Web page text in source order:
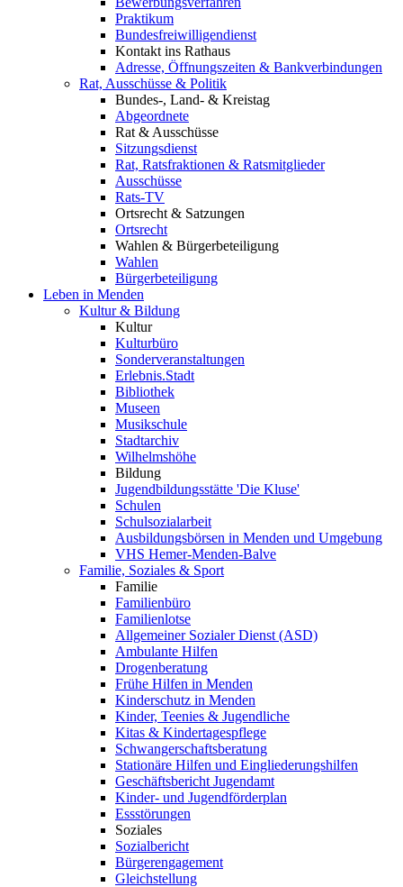
Praktikum
Bundesfreiwilligendienst
Kontakt ins Rathaus
Adresse, Öffnungszeiten & Bankverbindungen
Rat, Ausschüsse & Politik
Bundes-, Land- & Kreistag
Abgeordnete
Rat & Ausschüsse
Sitzungsdienst
Rat, Ratsfraktionen & Ratsmitglieder
Ausschüsse
Rats-TV
Ortsrecht & Satzungen
Ortsrecht
Wahlen & Bürgerbeteiligung
Wahlen
Bürgerbeteiligung
Leben in Menden
Kultur & Bildung
Kultur
Kulturbüro
Sonderveranstaltungen
Erlebnis.Stadt
Bibliothek
Museen
Musikschule
Stadtarchiv
Wilhelmshöhe
Bildung
Jugendbildungsstätte 'Die Kluse'
Schulen
Schulsozialarbeit
Ausbildungsbörsen in Menden und Umgebung
VHS Hemer-Menden-Balve
Familie, Soziales & Sport
Familie
Familienbüro
Familienlotse
Allgemeiner Sozialer Dienst (ASD)
Ambulante Hilfen
Drogenberatung
Frühe Hilfen in Menden
Kinderschutz in Menden
Kinder, Teenies & Jugendliche
Kitas & Kindertagespflege
Schwangerschaftsberatung
Stationäre Hilfen und Eingliederungshilfen
Geschäftsbericht Jugendamt
Kinder- und Jugendförderplan
Essstörungen
Soziales
Sozialbericht
Bürgerengagement
Gleichstellung